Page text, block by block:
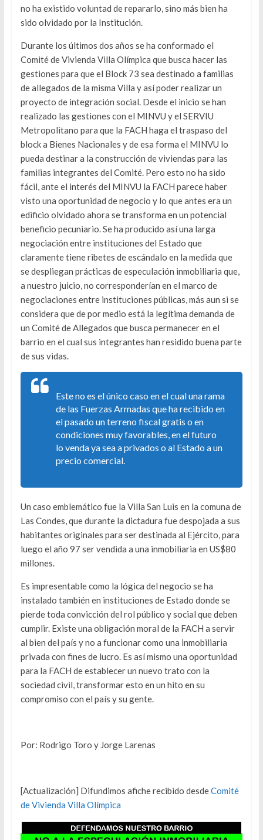
no ha existido voluntad de repararlo, sino más bien ha
sido olvidado por la Institución.
Durante los últimos dos años se ha conformado el
Comité de Vivienda Villa Olímpica que busca hacer las
gestiones para que el Block 73 sea destinado a familias
de allegados de la misma Villa y así poder realizar un
proyecto de integración social. Desde el inicio se han
realizado las gestiones con el MINVU y el SERVIU
Metropolitano para que la FACH haga el traspaso del
block a Bienes Nacionales y de esa forma el MINVU lo
pueda destinar a la construcción de viviendas para las
familias integrantes del Comité. Pero esto no ha sido
fácil, ante el interés del MINVU la FACH parece haber
visto una oportunidad de negocio y lo que antes era un
edificio olvidado ahora se transforma en un potencial
beneficio pecuniario. Se ha producido así una larga
negociación entre instituciones del Estado que
claramente tiene ribetes de escándalo en la medida que
se despliegan prácticas de especulación inmobiliaria que,
a nuestro juicio, no corresponderían en el marco de
negociaciones entre instituciones públicas, más aun si se
considera que de por medio está la legítima demanda de
un Comité de Allegados que busca permanecer en el
barrio en el cual sus integrantes han residido buena parte
de sus vidas.
Este no es el único caso en el cual una rama
de las Fuerzas Armadas que ha recibido en
el pasado un terreno fiscal gratis o en
condiciones muy favorables, en el futuro
lo venda ya sea a privados o al Estado a un
precio comercial.
Un caso emblemático fue la Villa San Luis en la comuna de
Las Condes, que durante la dictadura fue despojada a sus
habitantes originales para ser destinada al Ejército, para
luego el año 97 ser vendida a una inmobiliaria en US$80
millones.
Es impresentable como la lógica del negocio se ha
instalado también en instituciones de Estado donde se
pierde toda convicción del rol público y social que deben
cumplir. Existe una obligación moral de la FACH a servir
al bien del país y no a funcionar como una inmobiliaria
privada con fines de lucro. Es así mismo una oportunidad
para la FACH de establecer un nuevo trato con la
sociedad civil, transformar esto en un hito en su
compromiso con el país y su gente.
Por: Rodrigo Toro y Jorge Larenas
[Actualización] Difundimos afiche recibido desdeComité
de Vivienda Villa Olímpica